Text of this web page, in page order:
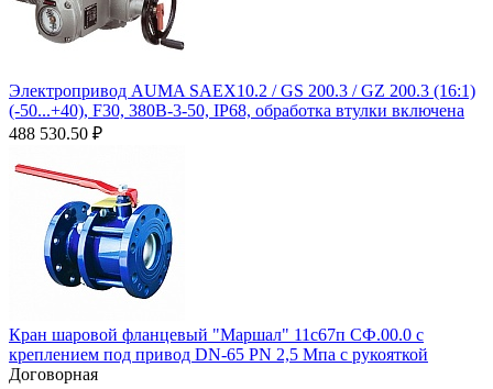
Электропривод AUMA SAEX10.2 / GS 200.3 / GZ 200.3 (16:1)
(-50...+40), F30, 380В-3-50, IP68, обработка втулки включена
488 530.50 ₽
Кран шаровой фланцевый "Маршал" 11с67п СФ.00.0 с
креплением под привод DN-65 PN 2,5 Мпа с рукояткой
Договорная